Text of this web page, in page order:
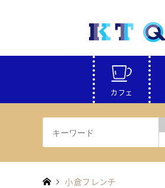
カフェ
小倉フレンチ